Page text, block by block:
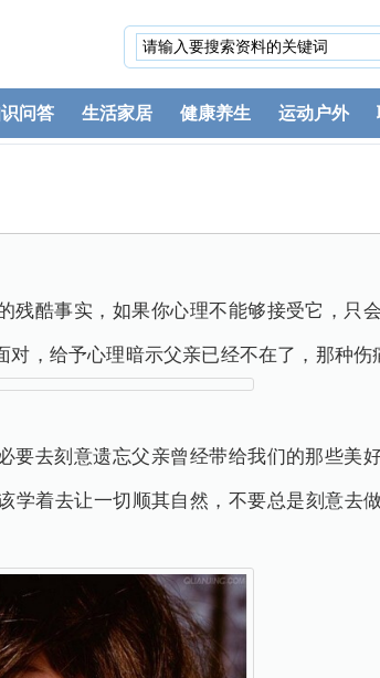
问答 生活家居 健康养生 运动户外
残酷事实，如果你心理不能够接受它，只
，给予心理暗示父亲已经不在了，那种伤
要去刻意遗忘父亲曾经带给我们的那些美
学着去让一切顺其自然，不要总是刻意去